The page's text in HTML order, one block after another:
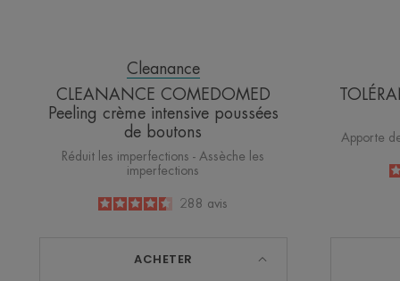
Cleanance
CLEANANCE COMEDOMED
Peeling crème intensive poussées
de boutons
Réduit les imperfections - Assèche les
imperfections
4.5
/
5
288 avis
ACHETER
Apporte